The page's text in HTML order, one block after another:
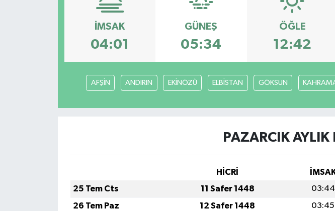
İMSAK
04:01
GÜNEŞ
05:34
ÖĞLE
12:42
AFŞİN ANDIRIN EKİNÖZÜ ELBİSTAN GÖKSUN
PAZARCIK
HİCRİ
25 Tem Cts
11 Safer 1448 03:44
26 Tem Paz
12 Safer 1448 03:45